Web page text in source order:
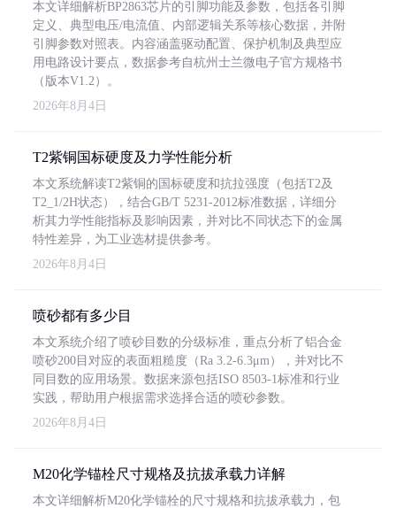
本文详细解析BP2863芯片的引脚功能及参数，包括各引脚
定义、典型电压/电流值、内部逻辑关系等核心数据，并附
引脚参数对照表。内容涵盖驱动配置、保护机制及典型应
用电路设计要点，数据参考自杭州士兰微电子官方规格书
（版本V1.2）。
2026年8月4日
T2紫铜国标硬度及力学性能分析
本文系统解读T2紫铜的国标硬度和抗拉强度（包括T2及
T2_1/2H状态），结合GB/T 5231-2012标准数据，详细分
析其力学性能指标及影响因素，并对比不同状态下的金属
特性差异，为工业选材提供参考。
2026年8月4日
喷砂都有多少目
本文系统介绍了喷砂目数的分级标准，重点分析了铝合金
喷砂200目对应的表面粗糙度（Ra 3.2-6.3μm），并对比不
同目数的应用场景。数据来源包括ISO 8503-1标准和行业
实践，帮助用户根据需求选择合适的喷砂参数。
2026年8月4日
M20化学锚栓尺寸规格及抗拔承载力详解
本文详细解析M20化学锚栓的尺寸规格和抗拔承载力，包